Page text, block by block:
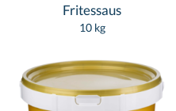
Fritessaus
10 kg